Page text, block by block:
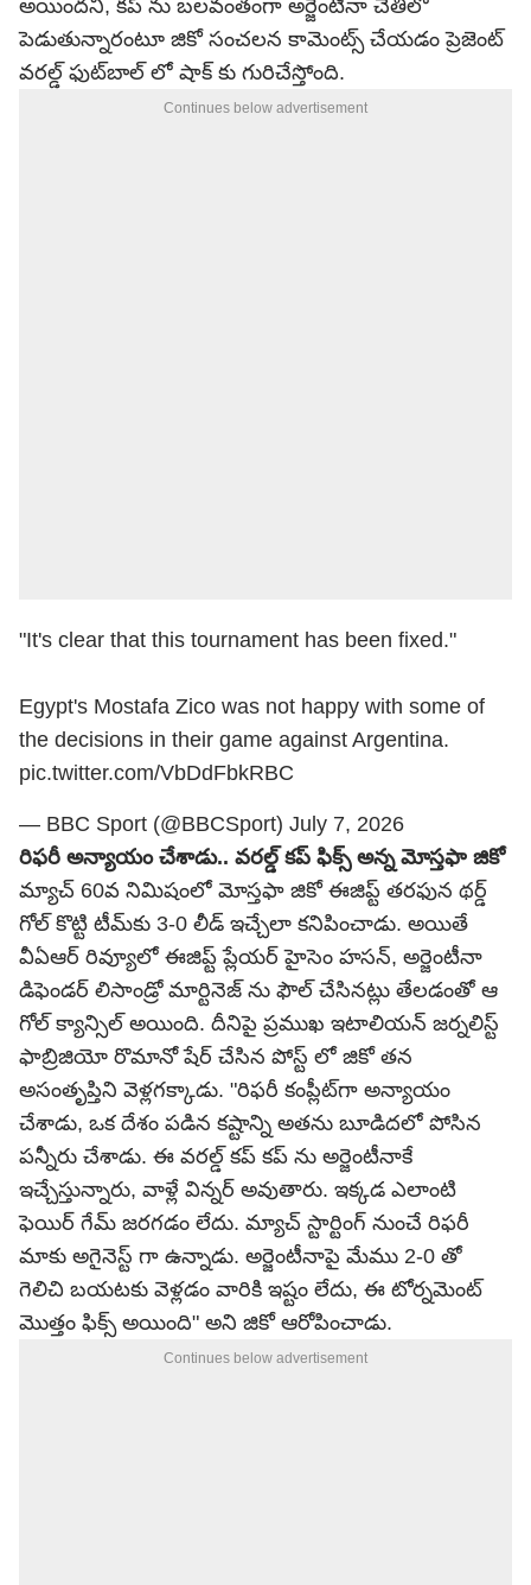
అయిందని, కప్ ను బలవంతంగా అర్జెంటీనా చేతిలో
పెడుతున్నారంటూ జికో సంచలన కామెంట్స్ చేయడం ప్రెజెంట్
వరల్డ్ ఫుట్‌బాల్ లో షాక్ కు గురిచేస్తోంది.
Continues below advertisement
"It's clear that this tournament has been fixed."
Egypt's Mostafa Zico was not happy with some of
the decisions in their game against Argentina.
pic.twitter.com/VbDdFbkRBC
— BBC Sport (@BBCSport) July 7, 2026
రిఫరీ అన్యాయం చేశాడు.. వరల్డ్ కప్ ఫిక్స్ అన్న మోస్తఫా జికో
మ్యాచ్ 60వ నిమిషంలో మోస్తఫా జికో ఈజిప్ట్ తరఫున థర్డ్
గోల్ కొట్టి టీమ్‌కు 3-0 లీడ్ ఇచ్చేలా కనిపించాడు. అయితే
వీఏఆర్ రివ్యూలో ఈజిప్ట్ ప్లేయర్ హైసెం హసన్, అర్జెంటీనా
డిఫెండర్ లిసాండ్రో మార్టినెజ్ ను ఫౌల్ చేసినట్లు తేలడంతో ఆ
గోల్ క్యాన్సిల్ అయింది. దీనిపై ప్రముఖ ఇటాలియన్ జర్నలిస్ట్
ఫాబ్రిజియో రొమానో షేర్ చేసిన పోస్ట్ లో జికో తన
అసంతృప్తిని వెళ్లగక్కాడు. "రిఫరీ కంప్లీట్‌గా అన్యాయం
చేశాడు, ఒక దేశం పడిన కష్టాన్ని అతను బూడిదలో పోసిన
పన్నీరు చేశాడు. ఈ వరల్డ్ కప్ కప్ ను అర్జెంటీనాకే
ఇచ్చేస్తున్నారు, వాళ్లే విన్నర్ అవుతారు. ఇక్కడ ఎలాంటి
ఫెయిర్ గేమ్ జరగడం లేదు. మ్యాచ్ స్టార్టింగ్ నుంచే రిఫరీ
మాకు అగైనెస్ట్ గా ఉన్నాడు. అర్జెంటీనాపై మేము 2-0 తో
గెలిచి బయటకు వెళ్లడం వారికి ఇష్టం లేదు, ఈ టోర్నమెంట్
మొత్తం ఫిక్స్ అయింది" అని జికో ఆరోపించాడు.
Continues below advertisement